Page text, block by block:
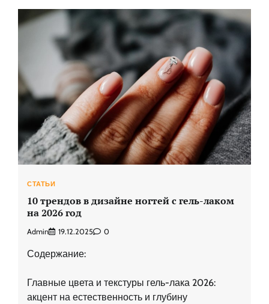
СТАТЬИ
10 трендов в дизайне ногтей с гель-лаком
на 2026 год
Admin 19.12.2025 0
Содержание:
Главные цвета и текстуры гель-лака 2026:
акцент на естественность и глубину